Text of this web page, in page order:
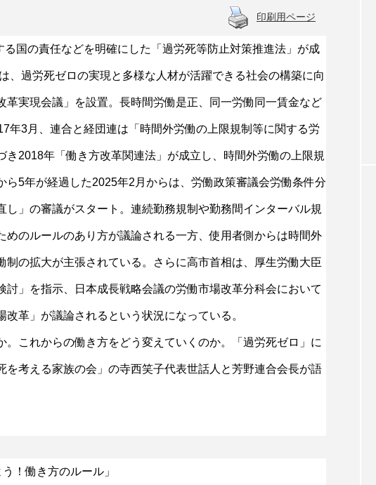
印刷用ページ
国の責任などを明確にした「過労死等防止対策推進法」が成
、過労死ゼロの実現と多様な人材が活躍できる社会の構築に向
革実現会議」を設置。長時間労働是正、同一労働同一賃金など
年3月、連合と経団連は「時間外労働の上限規制等に関する労
き2018年「働き方改革関連法」が成立し、時間外労働の上限規
ら5年が経過した2025年2月からは、労働政策審議会労働条件分
し」の審議がスタート。連続勤務規制や勤務間インターバル規
めのルールのあり方が議論される一方、使用者側からは時間外
制の拡大が主張されている。さらに高市首相は、厚生労働大臣
討」を指示、日本成長戦略会議の労働市場改革分科会において
革」が議論されるという状況になっている。
。これからの働き方をどう変えていくのか。「過労死ゼロ」に
を考える家族の会」の寺西笑子代表世話人と芳野連合会長が語
！働き方のルール」
確かな流れにするために
は「正念場」
特集記事
神津里季生 連合総研理事長に聞く！主権者
教育をめぐる現状と課題